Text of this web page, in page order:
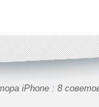
iPhone : 8